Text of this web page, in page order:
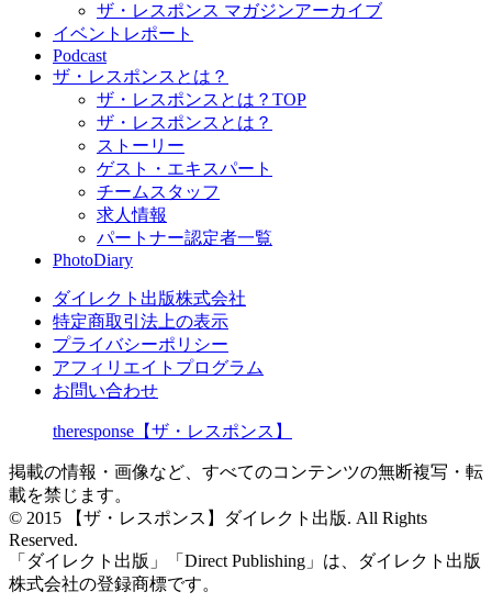
ザ・レスポンス マガジンアーカイブ
イベントレポート
Podcast
ザ・レスポンスとは？
ザ・レスポンスとは？TOP
ザ・レスポンスとは？
ストーリー
ゲスト・エキスパート
チームスタッフ
求人情報
パートナー認定者一覧
PhotoDiary
ダイレクト出版株式会社
特定商取引法上の表示
プライバシーポリシー
アフィリエイトプログラム
お問い合わせ
theresponse【ザ・レスポンス】
掲載の情報・画像など、すべてのコンテンツの無断複写・転
載を禁じます。
© 2015 【ザ・レスポンス】ダイレクト出版. All Rights
Reserved.
「ダイレクト出版」「Direct Publishing」は、ダイレクト出版
株式会社の登録商標です。